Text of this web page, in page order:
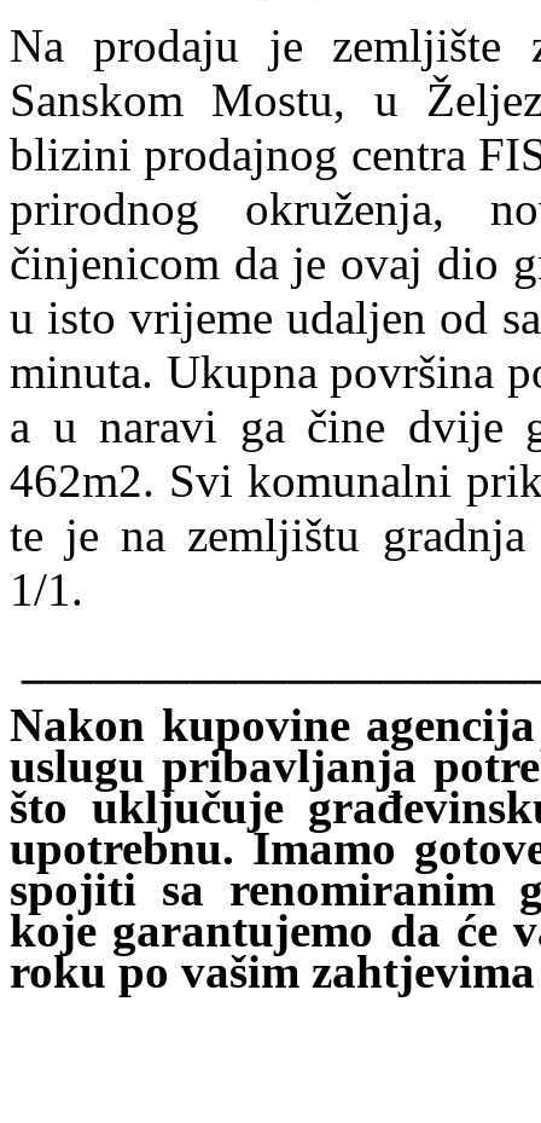
Na prodaju je zemljište
Sanskom Mostu, u
blizini prodajnog centra
prirodnog okruženja,
činjenicom da je ovaj dio
u isto vrijeme udaljen od
minuta. Ukupna površina
a u naravi ga čine dvije
462m2. Svi komunalni
te je na zemljištu gradnja
1/1.
Nakon kupovine
uslugu pribavljanja
što uključuje
upotrebnu. Imamo
spojiti sa renomiranim
koje garantujemo da će
roku po vašim